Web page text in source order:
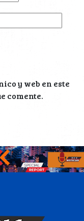
y web en este
comente.